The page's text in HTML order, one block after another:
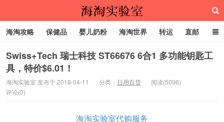
海淘实验室
海淘攻略 保健品 婴儿奶粉 海淘世界 转运 直邮
代购服务
Swiss+Tech 瑞士科技 ST66676 6合1 多功能钥匙工
具，特价$6.01！
海淘实验室 发布于 2018-04-11 分类： 日用百货
阅读(5096)
评论(0)
海淘实验室代购服务